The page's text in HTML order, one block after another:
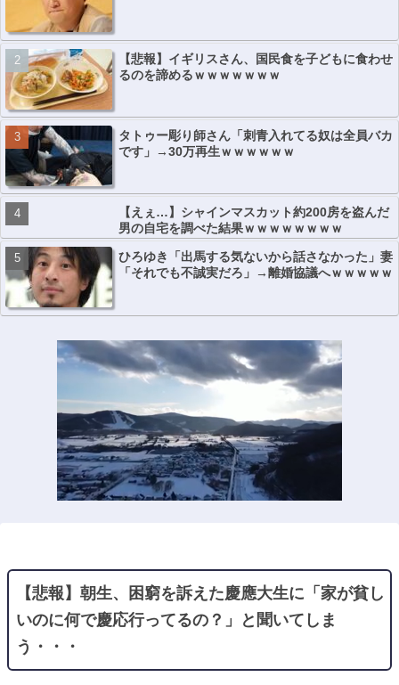
【悲報】イギリスさん、国民食を子どもに食わせ
るのを諦めるｗｗｗｗｗｗｗ
タトゥー彫り師さん「刺青入れてる奴は全員バカ
です」→30万再生ｗｗｗｗｗｗ
【えぇ…】シャインマスカット約200房を盗んだ
男の自宅を調べた結果ｗｗｗｗｗｗｗｗ
ひろゆき「出馬する気ないから話さなかった」妻
「それでも不誠実だろ」→離婚協議へｗｗｗｗｗ
【悲報】朝生、困窮を訴えた慶應大生に「家が貧し
いのに何で慶応行ってるの？」と聞いてしま
う・・・